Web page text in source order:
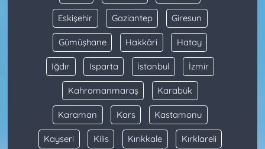
Eskişehir Gaziantep Giresun
Gümüşhane Hakkâri Hatay
Iğdır Isparta İstanbul İzmir
Kahramanmaraş Karabük
Karaman Kars Kastamonu
Kayseri Kilis Kırıkkale Kırklareli